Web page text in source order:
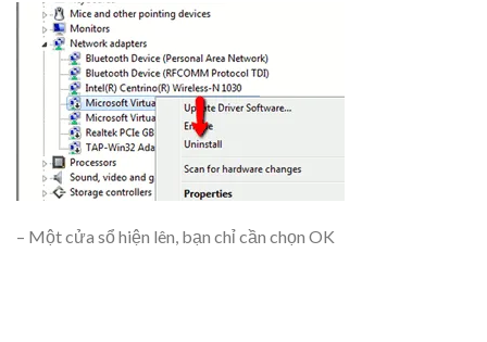
– Một cửa sổ hiện lên, bạn chỉ cần chọn OK